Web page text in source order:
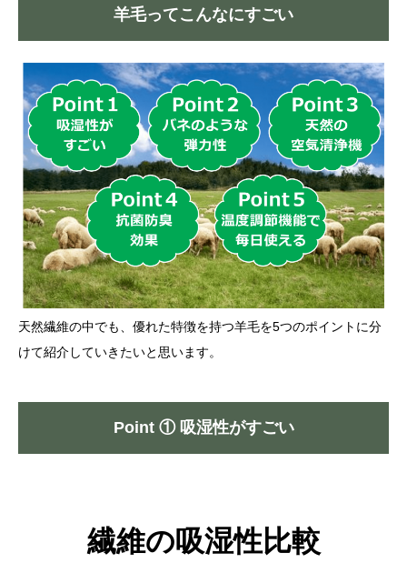
羊毛ってこんなにすごい
天然繊維の中でも、優れた特徴を持つ羊毛を5つのポイントに分
けて紹介していきたいと思います。
Point ① 吸湿性がすごい
繊維の吸湿性比較